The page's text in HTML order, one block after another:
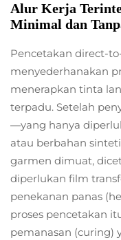
Alur Kerja
Minimal dan
Pencetakan direct-
menyederhanakan
menerapkan tinta
terpadu. Setelah
—yang hanya
atau berbahan
garmen dimuat,
diperlukan film
penekanan panas
proses pencetakan
pemanasan (curing)